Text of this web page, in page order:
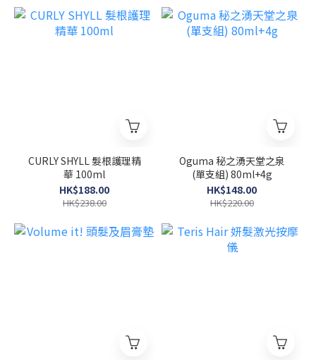
CURLY SHYLL 髮根護理精
華 100ml
HK$188.00
HK$238.00
Oguma 秘之湧天堂之泉
(單支組) 80ml+4g
HK$148.00
HK$220.00